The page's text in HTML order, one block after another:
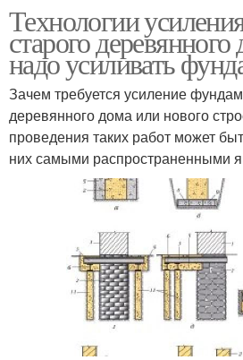
Технологии
старого
надо усиливать
Зачем требуется усиление
деревянного дома или нового
проведения таких работ может
них самыми распространенными